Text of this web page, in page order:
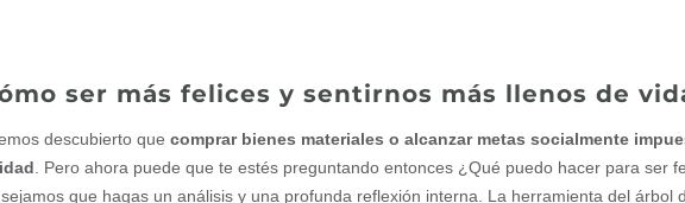
ser más felices y sentirnos más llenos de
descubierto que comprar bienes materiales o alcanzar metas socialmente
. Pero ahora puede que te estés preguntando entonces ¿Qué puedo hacer para ser
que hagas un análisis y una profunda reflexión interna. La herramienta del árbol